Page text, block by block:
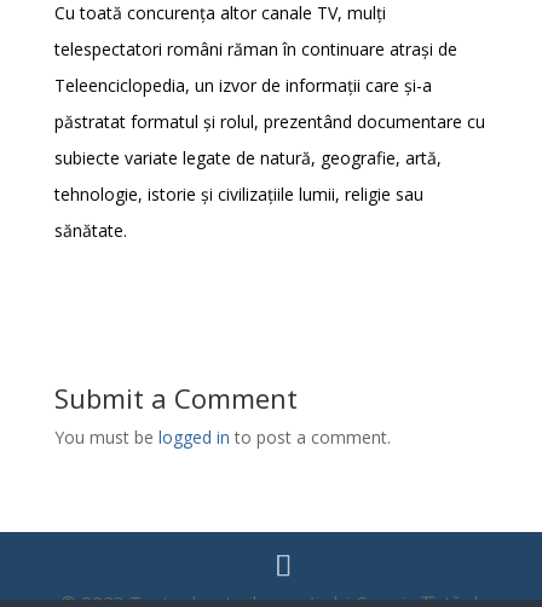
Cu toată concurența altor canale TV, mulți
telespectatori români răman în continuare atrași de
Teleenciclopedia, un izvor de informații care și-a
păstratat formatul și rolul, prezentând documentare cu
subiecte variate legate de natură, geografie, artă,
tehnologie, istorie și civilizațiile lumii, religie sau
sănătate.
Submit a Comment
You must be logged in to post a comment.
© 2023 Toate drepturile aparțin lui Cosmin Țîntă |